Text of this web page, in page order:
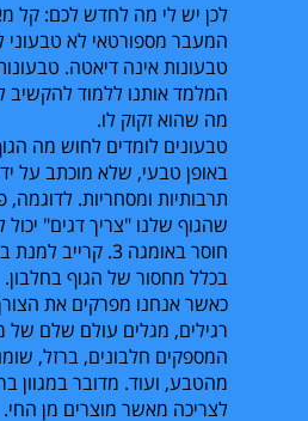
לכן יש לי מה לחדש לכם: קל
המעבר מספורטאי לא טבעוני
טבעונות אינה דיאטה.
המלמד אותנו ללמוד להקשיב
מה שהוא זקוק לו.
טבעונים לומדים לחוש מה
באופן טבעי, שלא מוכתב על
תרבותיות ומסחריות.
שהגוף שלנו "צריך דגים" יכול
חוסר באומגה 3.
בכלל מחסור של הגוף בחלבון.
כאשר אנחנו מפרקים את
רגילים, מגלים עולם שלם של
המספקים חלבונים, ברזל,
מהטבע, ועוד. מדובר במגוון
לצריכה מאשר מוצרים מן החי.